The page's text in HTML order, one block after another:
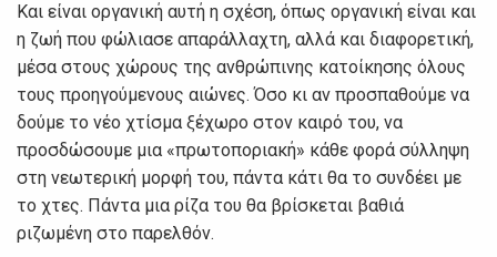
Και είναι οργανική αυτή η σχέση, όπως οργανική είναι και
η ζωή που φώλιασε απαράλλαχτη, αλλά και διαφορετική,
μέσα στους χώρους της ανθρώπινης κατοίκησης όλους
τους προηγούμενους αιώνες. Όσο κι αν προσπαθούμε να
δούμε το νέο χτίσμα ξέχωρο στον καιρό του, να
προσδώσουμε μια «πρωτοποριακή» κάθε φορά σύλληψη
στη νεωτερική μορφή του, πάντα κάτι θα το συνδέει με
το χτες. Πάντα μια ρίζα του θα βρίσκεται βαθιά
ριζωμένη στο παρελθόν.